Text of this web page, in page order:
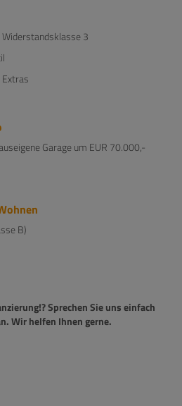
3
Garage um EUR 70.000,-
B)
Sprechen Sie uns einfach
Wir helfen Ihnen gerne.